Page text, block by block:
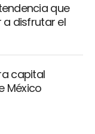
que
a disfrutar el
capital
México